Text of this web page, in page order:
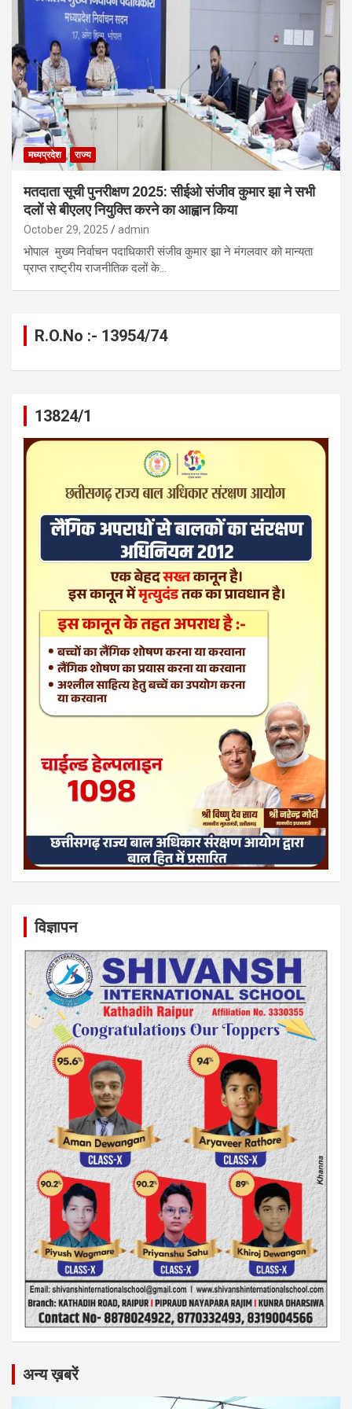
मध्यप्रदेश राज्य
मतदाता सूची पुनरीक्षण 2025: सीईओ संजीव कुमार झा ने सभी
दलों से बीएलए नियुक्ति करने का आह्वान किया
October 29, 2025 admin
भोपाल मुख्य निर्वाचन पदाधिकारी संजीव कुमार झा ने मंगलवार को मान्यता
प्राप्त राष्ट्रीय राजनीतिक दलों के…
R.O.No :- 13954/74
13824/1
विज्ञापन
अन्य ख़बरें